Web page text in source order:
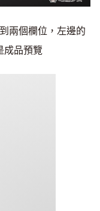
兩個欄位，左邊的
成品預覽